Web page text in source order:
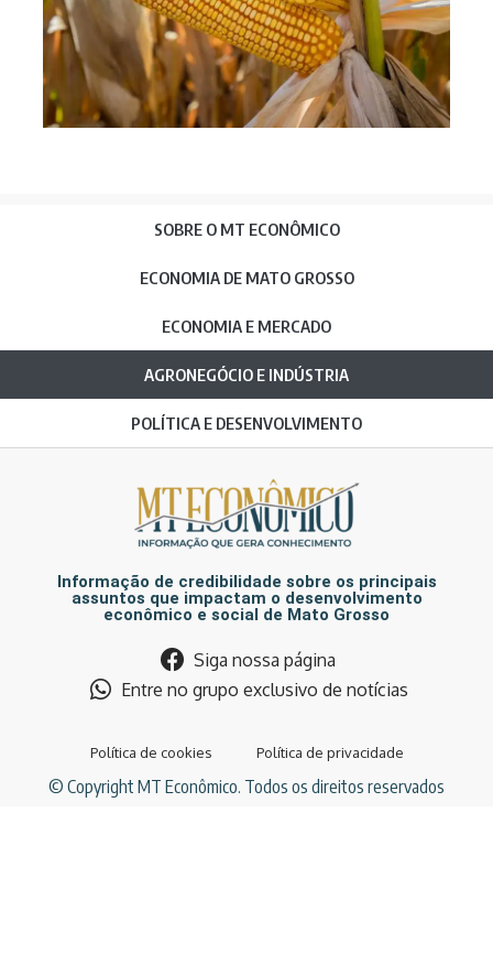
SOBRE O MT ECONÔMICO
ECONOMIA DE MATO GROSSO
ECONOMIA E MERCADO
AGRONEGÓCIO E INDÚSTRIA
POLÍTICA E DESENVOLVIMENTO
Informação de credibilidade sobre os principais
assuntos que impactam o desenvolvimento
econômico e social de Mato Grosso
Siga nossa página
Entre no grupo exclusivo de notícias
Política de cookies Política de privacidade
© Copyright MT Econômico. Todos os direitos reservados